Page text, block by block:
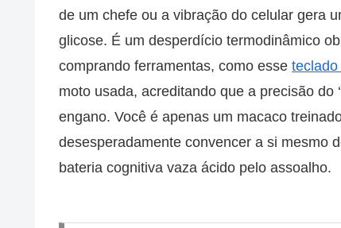
de um chefe ou a vibração do celular gera
glicose. É um desperdício termodinâmico
comprando ferramentas, como esse
moto usada, acreditando que a precisão do
engano. Você é apenas um macaco
desesperadamente convencer a si mesmo
bateria cognitiva vaza ácido pelo assoalho.